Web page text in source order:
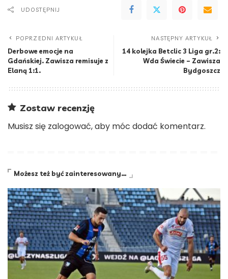
UDOSTĘPNIJ
POPRZEDNI ARTYKUŁ
Derbowe emocje na
Gdańskiej. Zawisza remisuje z
Elaną 1:1.
NASTĘPNY ARTYKUŁ
14 kolejka Betclic 3 Liga gr.2:
Wda Świecie – Zawisza
Bydgoszcz
Zostaw recenzję
Musisz się zalogować, aby móc dodać komentarz.
Możesz też być zainteresowany…